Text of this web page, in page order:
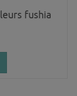
fushia